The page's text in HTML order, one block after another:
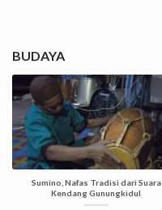
BUDAYA
Sumino, Nafas Tradisi dari Suara
Kendang Gunungkidul